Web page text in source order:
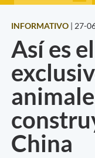
INFORMATIVO | 27-
Así es
China